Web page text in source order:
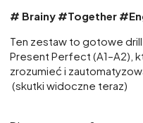
# Brainy #Together
Ten zestaw to gotowe
Present Perfect (A1–A2),
zrozumieć i
(skutki widoczne teraz)